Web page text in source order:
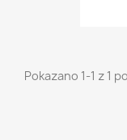
Pokazano 1-1 z 1